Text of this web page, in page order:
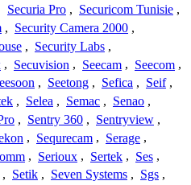
Securia Pro , Securicom Tunisie ,
, Security Camera 2000 ,
, Security Labs ,
, Secuvision , Seecam , Seecom ,
, Seetong , Sefica , Seif ,
, Selea , Semac , Senao ,
, Sentry 360 , Sentryview ,
, Sequrecam , Serage ,
, Serioux , Sertek , Ses ,
, Setik , Seven Systems , Sgs ,